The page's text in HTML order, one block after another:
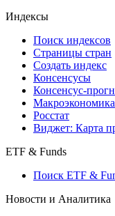
Индексы
Поиск индексов
Страницы стран
Создать индекс
Консенсусы
Консенсус-
Макроэкономика
Росстат
Виджет: Карта
ETF & Funds
Поиск ETF &
Новости и Аналитика